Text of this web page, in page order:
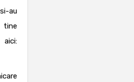
au
tine